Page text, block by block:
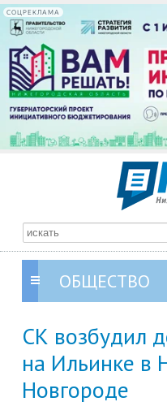
СОЦРЕКЛАМА
ОБЩЕСТВО
СК возбудил
на Ильинке в
Новгороде